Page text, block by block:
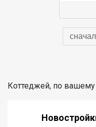
Коттеджей, по вашему